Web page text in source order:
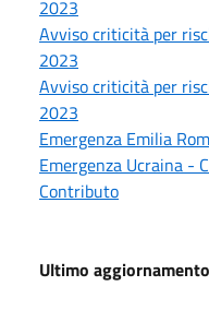
2023
Avviso criticità per
2023
Avviso criticità per
2023
Emergenza Emilia
Emergenza Ucraina -
Contributo
Ultimo aggiornamento